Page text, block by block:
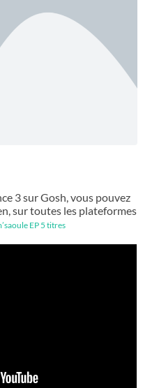
3 sur Gosh, vous pouvez
sur toutes les plateformes
EP 5 titres